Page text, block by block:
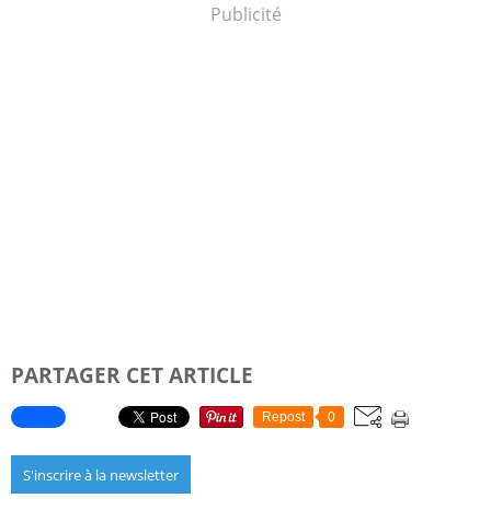
Publicité
PARTAGER CET ARTICLE
Repost 0
S'inscrire à la newsletter